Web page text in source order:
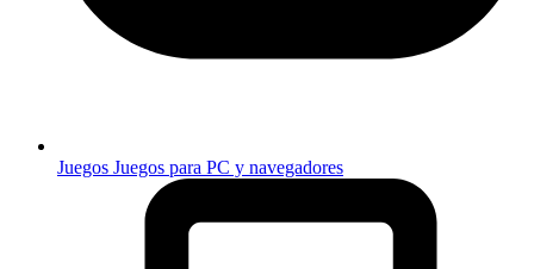
Juegos Juegos para PC y navegadores